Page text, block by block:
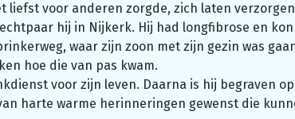
liefst voor anderen zorgde, zich laten
hij in Nijkerk. Hij had longfibrose en
waar zijn zoon met zijn gezin was
hoe die van pas kwam.
voor zijn leven. Daarna is hij begraven
harte warme herinneringen gewenst die